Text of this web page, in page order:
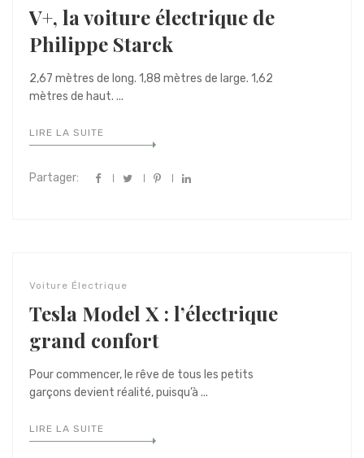
V+, la voiture électrique de
Philippe Starck
2,67 mètres de long. 1,88 mètres de large. 1,62
mètres de haut. ...
LIRE LA SUITE
Partager:
Voiture Électrique
Tesla Model X : l’électrique
grand confort
Pour commencer, le rêve de tous les petits
garçons devient réalité, puisqu’à ...
LIRE LA SUITE